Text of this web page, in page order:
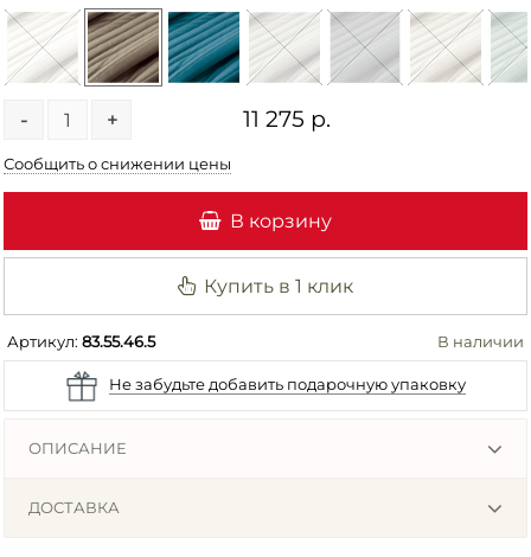
- + 11 275 р.
Сообщить о снижении цены
В корзину
Купить в 1 клик
Артикул:83.55.46.5 В наличии
Не забудьте добавить подарочную упаковку
ОПИСАНИЕ
ДОСТАВКА